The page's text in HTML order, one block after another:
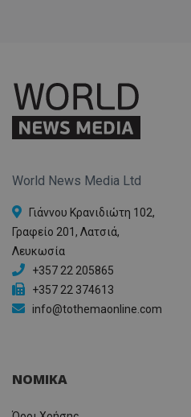
World News Media Ltd
Γιάννου Κρανιδιώτη 102,
Γραφείο 201, Λατσιά,
Λευκωσία
+357 22 205865
+357 22 374613
info@tothemaonline.com
ΝΟΜΙΚΑ